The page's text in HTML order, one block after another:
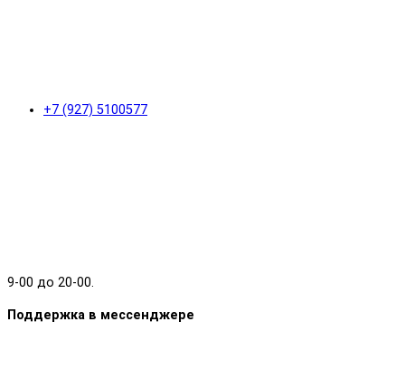
+7 (927) 5100577
9-00 до 20-00.
Поддержка в мессенджере